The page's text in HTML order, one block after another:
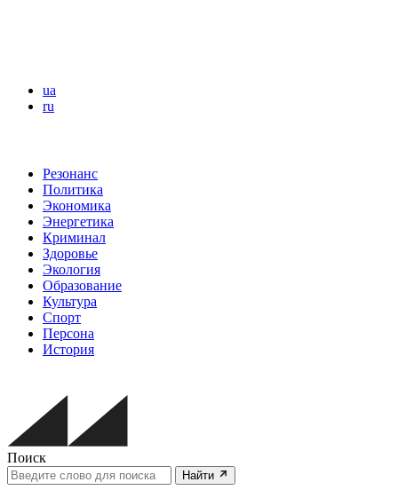
ua
ru
Резонанс
Политика
Экономика
Энергетика
Криминал
Здоровье
Экология
Образование
Культура
Спорт
Персона
История
Поиск
Найти